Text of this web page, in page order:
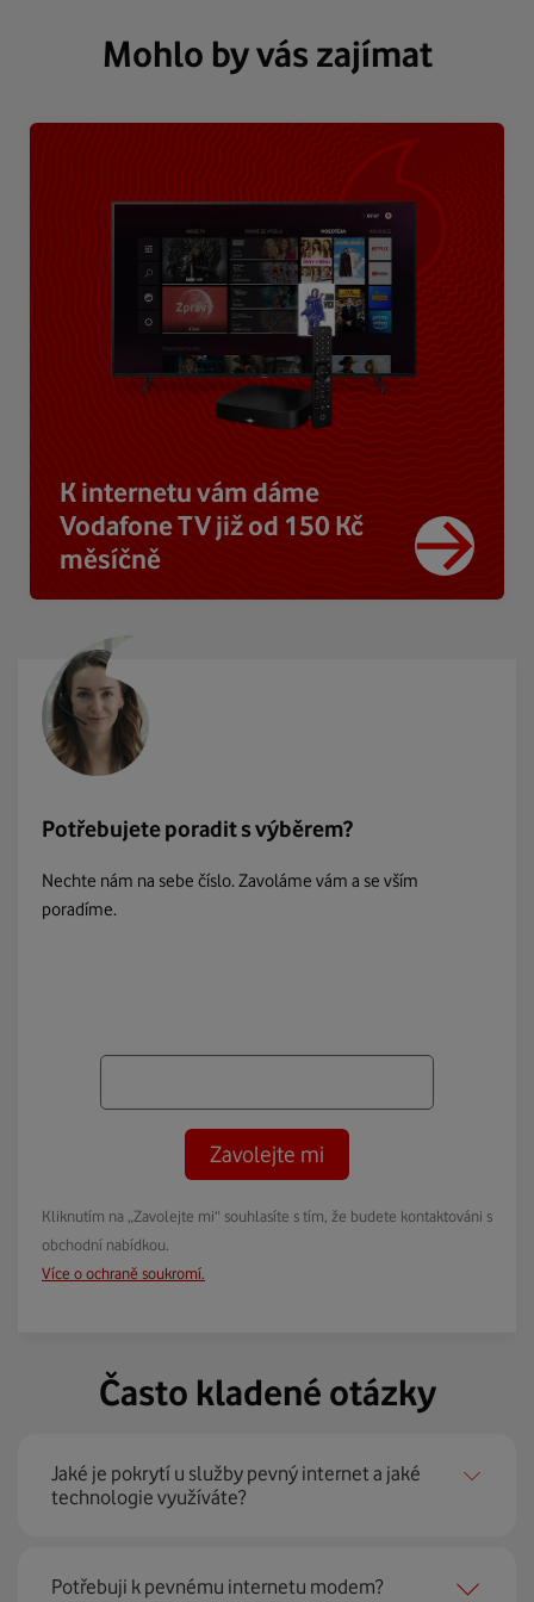
Mohlo by vás zajímat
K internetu vám dáme
Vodafone TV již od 150 Kč
měsíčně
Potřebujete poradit s výběrem?
Nechte nám na sebe číslo. Zavoláme vám a se vším
poradíme.
Zavolejte mi
Kliknutím na „Zavolejte mi“ souhlasíte s tím, že budete kontaktováni s
obchodní nabídkou.
Více o ochraně soukromí.
Často kladené otázky
Jaké je pokrytí u služby pevný internet a jaké
technologie využíváte?
Pevný internet můžeme nabídnout
Potřebuji k pevnému internetu modem?